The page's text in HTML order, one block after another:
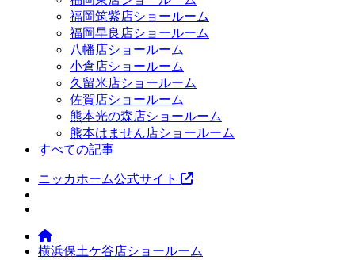
福岡筑紫店ショールーム
福岡早良店ショールーム
八幡店ショールーム
小倉店ショールーム
久留米店ショールーム
佐賀店ショールーム
熊本光の森店ショールーム
熊本はません店ショールーム
すべての記事
ニッカホーム公式サイト
横浜保土ケ谷店ショールーム